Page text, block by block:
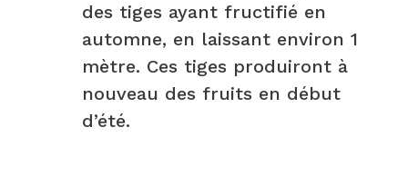
des tiges ayant fructifié en
automne, en laissant environ 1
mètre. Ces tiges produiront à
nouveau des fruits en début
d’été.